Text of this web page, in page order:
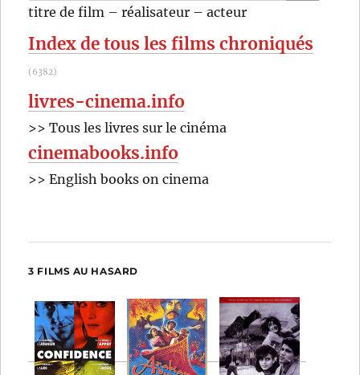
:
titre de film – réalisateur – acteur
Index de tous les films chroniqués
(6382)
livres-cinema.info
>> Tous les livres sur le cinéma
cinemabooks.info
>> English books on cinema
3 FILMS AU HASARD